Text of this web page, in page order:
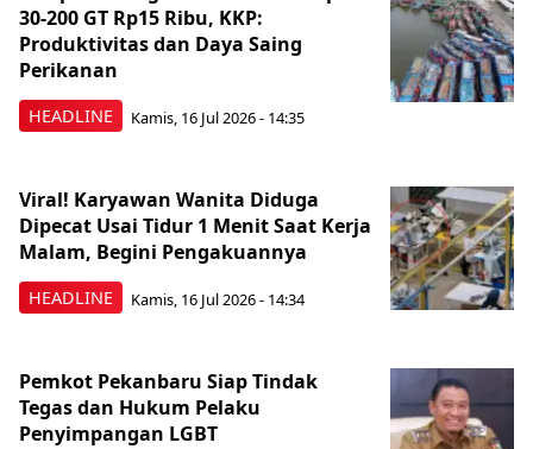
HEADLINE
30-200 GT Rp15 Ribu, KKP:
Produktivitas dan Daya Saing
Perikanan
Kamis, 16 Jul 2026 - 14:35
HEADLINE
Viral! Karyawan Wanita Diduga
Dipecat Usai Tidur 1 Menit Saat Kerja
Malam, Begini Pengakuannya
Kamis, 16 Jul 2026 - 14:34
Pemkot Pekanbaru Siap Tindak
Tegas dan Hukum Pelaku
Penyimpangan LGBT